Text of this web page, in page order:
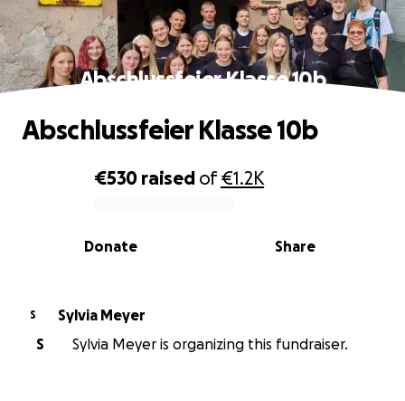
Abschlussfeier Klasse 10b
0% complete
€530 raised of€1.2K
Share
Donate
Abschlussfeier Klasse 10b
S
Sylvia Meyer
S
Sylvia Meyer is organizing this fundraiser.